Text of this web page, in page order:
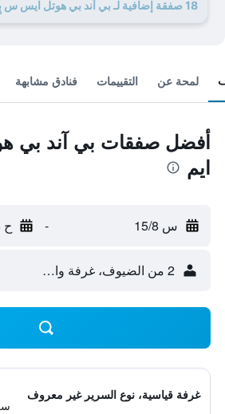
18 صفقة إضافية لـ بي آند بي هوتل ايس س بٕإ ايم
لمحة عن التقييمات فنادق مشابهة
أفضل صفقات بي آند بي
ايم
س 15/8 - ح 16/8
2 من الضيوف، غرفة واحدة
غرفة قياسية، نوع السرير غير معروف